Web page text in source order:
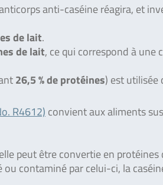
anti-caséine réagira, et
de lait.
de lait, ce qui correspond à
26,5 % de protéines) est utilisée
R4612) convient aux aliments
peut être convertie en protéines
contaminé par celui-ci, la